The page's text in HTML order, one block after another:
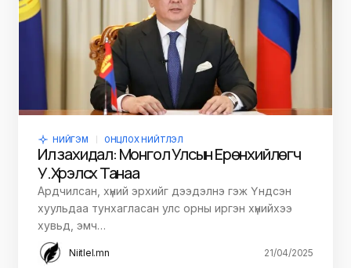
НИЙГЭМ ОНЦЛОХ НИЙТЛЭЛ
Ил захидал: Монгол Улсын Ерөнхийлөгч
У.Хүрэлсүх Танаа
Ардчилсан, хүний эрхийг дээдэлнэ гэж Үндсэн
хуульдаа тунхагласан улс орны иргэн хүнийхээ
хувьд, эмч…
Niitlel.mn 21/04/2025